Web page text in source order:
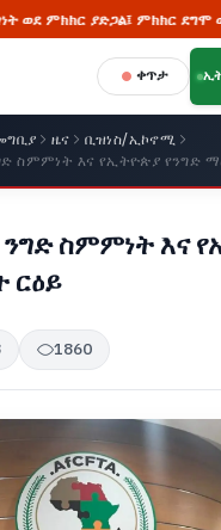
ያድጋል፤ ምክክር ደግሞ ወደ ሕግ
ቀጥታ
ዜና
ቢዝነስ/ኢኮኖሚ
ስምምነት እና የኢትዮጵያ የንግድ
ንግድ ስምምነት እና
ርዕይ
1860